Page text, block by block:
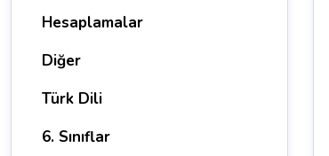
Hesaplamalar
Diğer
Türk Dili
6. Sınıflar